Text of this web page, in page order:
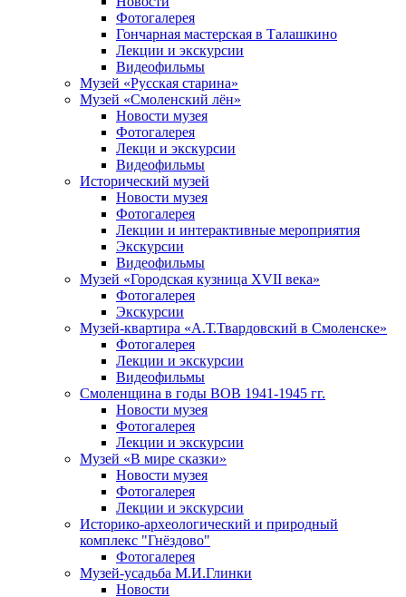
Фотогалерея
Гончарная мастерская в Талашкино
Лекции и экскурсии
Видеофильмы
Музей «Русская старина»
Музей «Смоленский лён»
Новости музея
Фотогалерея
Лекци и экскурсии
Видеофильмы
Исторический музей
Новости музея
Фотогалерея
Лекции и интерактивные мероприятия
Экскурсии
Видеофильмы
Музей «Городская кузница XVII века»
Фотогалерея
Экскурсии
Музей-квартира «А.Т.Твардовский в Смоленске»
Фотогалерея
Лекции и экскурсии
Видеофильмы
Смоленщина в годы ВОВ 1941-1945 гг.
Новости музея
Фотогалерея
Лекции и экскурсии
Музей «В мире сказки»
Новости музея
Фотогалерея
Лекции и экскурсии
Историко-археологический и природный
комплекс "Гнёздово"
Фотогалерея
Музей-усадьба М.И.Глинки
Новости